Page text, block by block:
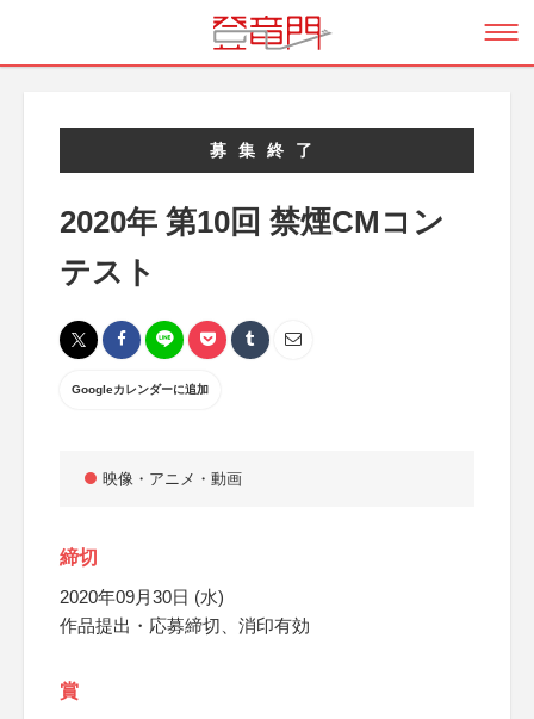
募集終了
2020年 第10回 禁煙CMコン
テスト
Googleカレンダーに追加
映像・アニメ・動画
締切
2020年09月30日 (水)
作品提出・応募締切、消印有効
賞